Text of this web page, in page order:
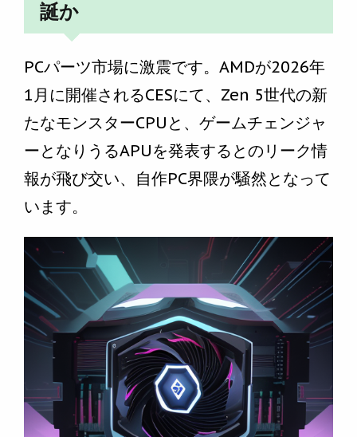
誕か
PCパーツ市場に激震です。AMDが2026年
1月に開催されるCESにて、Zen 5世代の新
たなモンスターCPUと、ゲームチェンジャ
ーとなりうるAPUを発表するとのリーク情
報が飛び交い、自作PC界隈が騒然となって
います。